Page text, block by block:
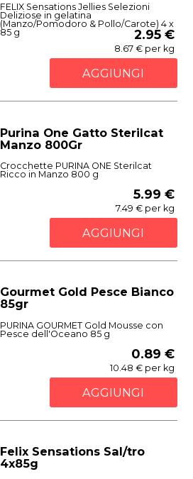
FELIX Sensations Jellies Selezioni
Deliziose in gelatina
(Manzo/Pomodoro & Pollo/Carote) 4 x
85 g
2.95 €
8.67 € per kg
AGGIUNGI
Purina One Gatto Sterilcat
Manzo 800Gr
Crocchette PURINA ONE Sterilcat
Ricco in Manzo 800 g
5.99 €
7.49 € per kg
AGGIUNGI
Gourmet Gold Pesce Bianco
85gr
PURINA GOURMET Gold Mousse con
Pesce dell'Oceano 85 g
0.89 €
10.48 € per kg
AGGIUNGI
Felix Sensations Sal/tro
4x85g